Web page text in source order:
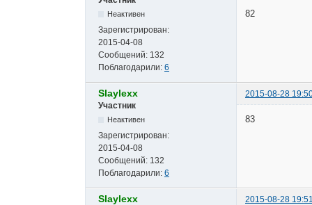
Неактивен
Зарегистрирован:
2015-04-08
Сообщений: 132
Поблагодарили: 6
82
Slaylexx
2015-08-28
Участник
Неактивен
Зарегистрирован:
2015-04-08
Сообщений: 132
Поблагодарили: 6
83
Slaylexx
2015-08-28